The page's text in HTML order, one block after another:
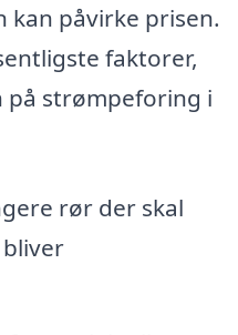
kan påvirke prisen.
faktorer,
på strømpeforing i
rør der skal